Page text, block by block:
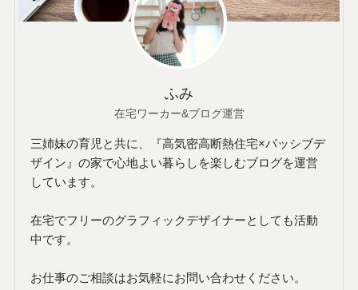
ふみ
在宅ワーカー&ブログ運営
三姉妹の育児と共に、『高気密高断熱住宅×パッシブデ
ザイン』の家で心地よい暮らしを楽しむブログを運営
しています。
在宅でフリーのグラフィックデザイナーとしても活動
中です。
お仕事のご相談はお気軽にお問い合わせください。